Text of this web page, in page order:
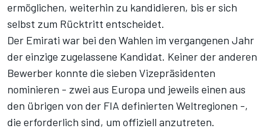
ermöglichen, weiterhin zu kandidieren, bis er sich
selbst zum Rücktritt entscheidet.
Der Emirati war bei den Wahlen im vergangenen Jahr
der einzige zugelassene Kandidat. Keiner der anderen
Bewerber konnte die sieben Vizepräsidenten
nominieren - zwei aus Europa und jeweils einen aus
den übrigen von der FIA definierten Weltregionen -,
die erforderlich sind, um offiziell anzutreten.